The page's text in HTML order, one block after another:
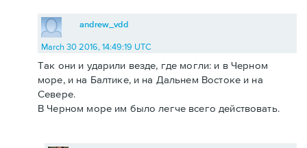
andrew_vdd
March 30 2016, 14:49:19 UTC
Так они и ударили везде, где могли: и в Черном
море, и на Балтике, и на Дальнем Востоке и на
Севере.
В Черном море им было легче всего действовать.